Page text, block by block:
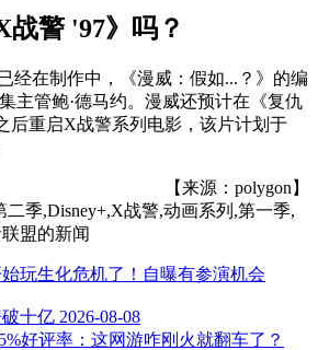
警 '97》吗？
经在制作中，《漫威：假如...？》的编
主管鲍·德马约。漫威还预计在《复仇
后重启X战警系列电影，该片计划于
【来源：polygon】
二季,Disney+,X战警,动画系列,第一季,
盟的新闻
始玩生化危机了！自曝有参演机会
破十亿 2026-08-08
好评率：这网游咋刚火就翻车了？